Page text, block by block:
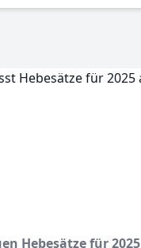
Hebesätze für 2025